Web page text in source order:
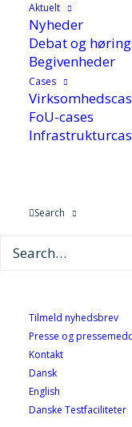
Aktuelt
Nyheder
Debat og
Begivenheder
Cases
FoU-cases
Search
Tilmeld nyhedsbrev
Presse og
Kontakt
Dansk
English
Danske Testfaciliteter
Helstøbte
tilgang til
at der er taget